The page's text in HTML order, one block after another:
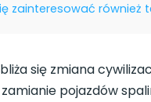
zainteresować również
się zmiana
pojazdów